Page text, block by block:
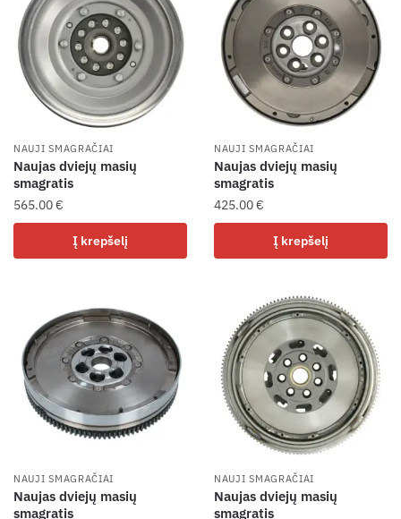
NAUJI SMAGRAČIAI
Naujas dviejų masių
smagratis
565.00€
Į krepšelį
NAUJI SMAGRAČIAI
Naujas dviejų masių
smagratis
425.00€
Į krepšelį
NAUJI SMAGRAČIAI
Naujas dviejų masių
smagratis
NAUJI SMAGRAČIAI
Naujas dviejų masių
smagratis